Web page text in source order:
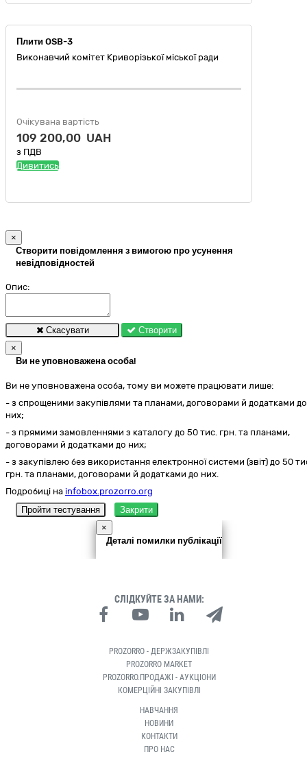
Плити OSB-3
Виконавчий комітет Криворізької міської ради
Очікувана вартість
109 200,00 UAH
з ПДВ
Дивитись
×
Створити повідомлення з вимогою про усунення
невідповідностей
Опис:
Скасувати
Створити
×
Ви не уповноважена особа!
Ви не уповноважена особа, тому ви можете працювати лише:
- з спрощеними закупівлями та планами, договорами й додатками до
них;
- з прямими замовленнями з каталогу до 50 тис. грн. та планами,
договорами й додатками до них;
- з закупівлею без використання електронної системи (звіт) до 50
грн. та планами, договорами й додатками до них.
Подробиці на infobox.prozorro.org
Пройти тестування
Закрити
×
Деталі помилки публікації
СЛІДКУЙТЕ ЗА НАМИ:
PROZORRO - ДЕРЖЗАКУПІВЛІ
PROZORRO MARKET
PROZORRO.ПРОДАЖІ - АУКЦІОНИ
КОМЕРЦІЙНІ ЗАКУПІВЛІ
НАВЧАННЯ
НОВИНИ
КОНТАКТИ
ПРО НАС